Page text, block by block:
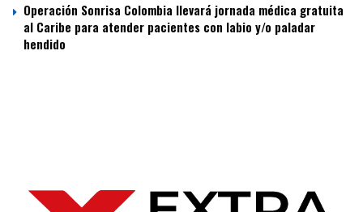
Operación Sonrisa Colombia llevará jornada médica gratuita
al Caribe para atender pacientes con labio y/o paladar
hendido